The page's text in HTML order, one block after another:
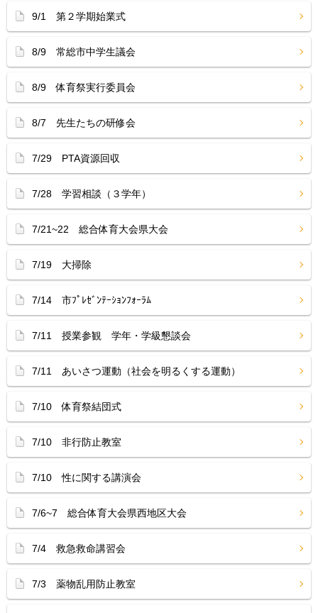
9/1 第２学期始業式
8/9 常総市中学生議会
8/9 体育祭実行委員会
8/7 先生たちの研修会
7/29 PTA資源回収
7/28 学習相談（３学年）
7/21~22 総合体育大会県大会
7/19 大掃除
7/14 市ﾌﾟﾚｾﾞﾝﾃｰｼｮﾝﾌｫｰﾗﾑ
7/11 授業参観 学年・学級懇談会
7/11 あいさつ運動（社会を明るくする運動）
7/10 体育祭結団式
7/10 非行防止教室
7/10 性に関する講演会
7/6~7 総合体育大会県西地区大会
7/4 救急救命講習会
7/3 薬物乱用防止教室